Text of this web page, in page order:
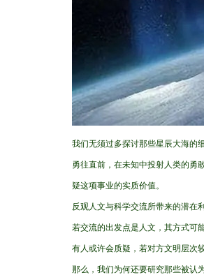
我们无须过多探讨那些星辰大海的
勇往直前，在未知中投射人类的勇
疑这项事业的实质价值。
反观人文与科学交流所带来的潜在
若交流的出发点是人文，其方式可
有人或许会质疑，若对方文明层次
那么，我们为何还要研究那些被认